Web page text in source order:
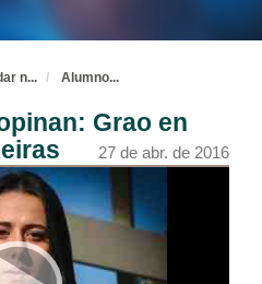
n... Alumno...
Grao en
27 de abr. de 2016